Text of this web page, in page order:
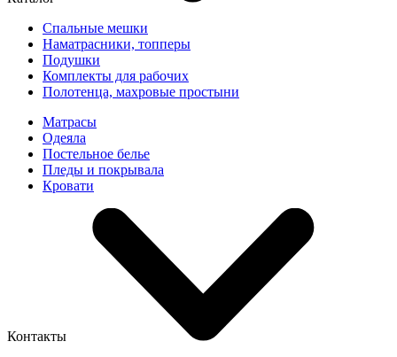
Спальные мешки
Наматрасники, топперы
Подушки
Комплекты для рабочих
Полотенца, махровые простыни
Матрасы
Одеяла
Постельное белье
Пледы и покрывала
Кровати
Контакты